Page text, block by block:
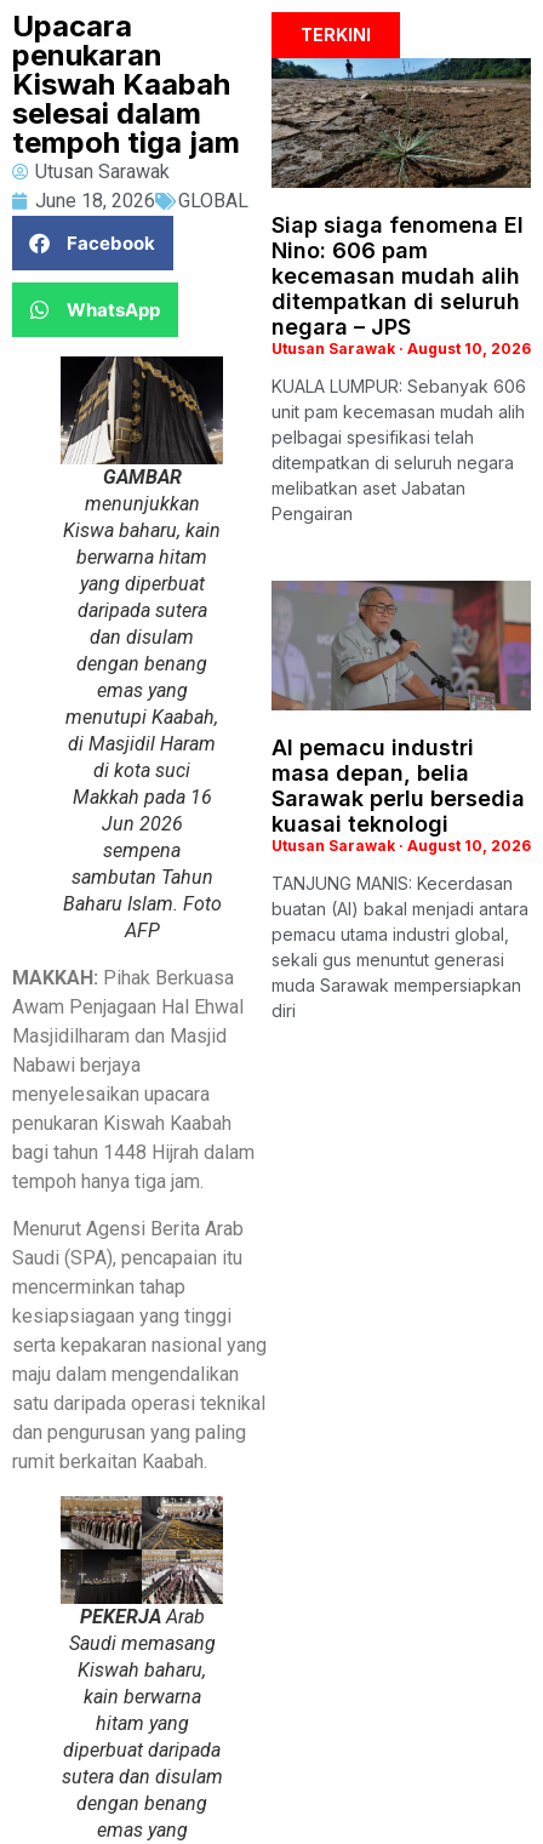
Upacara
penukaran
Kiswah Kaabah
selesai dalam
tempoh tiga jam
Utusan Sarawak
June 18, 2026
GLOBAL
Facebook
WhatsApp
GAMBAR
menunjukkan
Kiswa baharu, kain
berwarna hitam
yang diperbuat
daripada sutera
dan disulam
dengan benang
emas yang
menutupi Kaabah,
di Masjidil Haram
di kota suci
Makkah pada 16
Jun 2026
sempena
sambutan Tahun
Baharu Islam. Foto
AFP
MAKKAH: Pihak Berkuasa
Awam Penjagaan Hal Ehwal
Masjidilharam dan Masjid
Nabawi berjaya
menyelesaikan upacara
penukaran Kiswah Kaabah
bagi tahun 1448 Hijrah dalam
tempoh hanya tiga jam.
Menurut Agensi Berita Arab
Saudi (SPA), pencapaian itu
mencerminkan tahap
kesiapsiagaan yang tinggi
serta kepakaran nasional yang
maju dalam mengendalikan
satu daripada operasi teknikal
dan pengurusan yang paling
rumit berkaitan Kaabah.
PEKERJAArab
Saudi memasang
Kiswah baharu,
kain berwarna
hitam yang
diperbuat daripada
sutera dan disulam
dengan benang
emas yang
TERKINI
Siap siaga fenomena El
Nino: 606 pam
kecemasan mudah alih
ditempatkan di seluruh
negara – JPS
Utusan Sarawak August 10, 2026
KUALA LUMPUR: Sebanyak 606
unit pam kecemasan mudah alih
pelbagai spesifikasi telah
ditempatkan di seluruh negara
melibatkan aset Jabatan
Pengairan
AI pemacu industri
masa depan, belia
Sarawak perlu bersedia
kuasai teknologi
Utusan Sarawak August 10, 2026
TANJUNG MANIS: Kecerdasan
buatan (AI) bakal menjadi antara
pemacu utama industri global,
sekali gus menuntut generasi
muda Sarawak mempersiapkan
diri